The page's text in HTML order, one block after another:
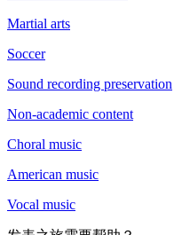
Martial arts
Soccer
Sound recording preservation
Non-academic content
Choral music
American music
Vocal music